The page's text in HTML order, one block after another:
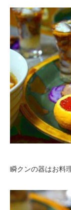
瞬クンの器はお料